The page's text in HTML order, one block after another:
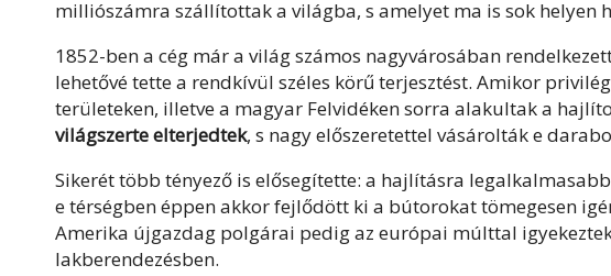
milliószámra szállítottak a világba, s amelyet ma is sok helyen
1852-ben a cég már a világ számos nagyvárosában
lehetővé tette a rendkívül széles körű terjesztést. Amikor
területeken, illetve a magyar Felvidéken sorra alakultak a
világszerte elterjedtek, s nagy előszeretettel vásárolták e
Sikerét több tényező is elősegítette: a hajlításra
e térségben éppen akkor fejlődött ki a bútorokat tömegesen
Amerika újgazdag polgárai pedig az európai múlttal
lakberendezésben.